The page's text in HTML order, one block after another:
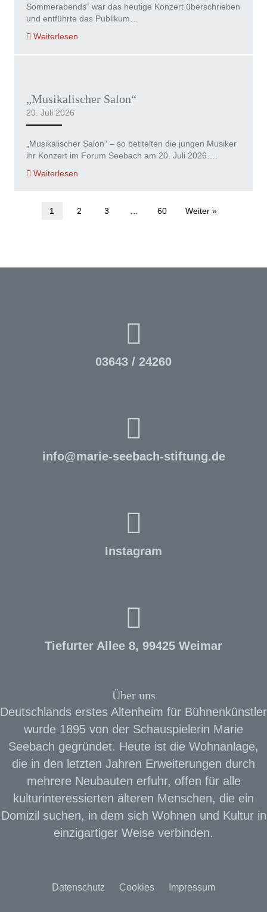
Sommerabends“ war das heutige Konzert überschrieben
und entführte das Publikum…
Weiterlesen
„Musikalischer Salon“
20. Juli 2026
„Musikalischer Salon“ – so betitelten die jungen Musiker
ihr Konzert im Forum Seebach am 20. Juli 2026….
Weiterlesen
1 2 3 60 Weiter »
03643 / 24260
info@marie-seebach-stiftung.de
Instagram
Tiefurter Allee 8, 99425 Weimar
Über uns
Deutschlands erstes Altenheim für Bühnenkünstler
wurde 1895 von der Schauspielerin Marie
Seebach gegründet. Heute ist die Wohnanlage,
die in den letzten Jahren Erweiterungen durch
mehrere Neubauten erfuhr, offen für alle
kulturinteressierten älteren Menschen, die ein
Domizil suchen, in dem sich Wohnen und Kultur in
einzigartiger Weise verbinden.
Datenschutz Cookies Impressum